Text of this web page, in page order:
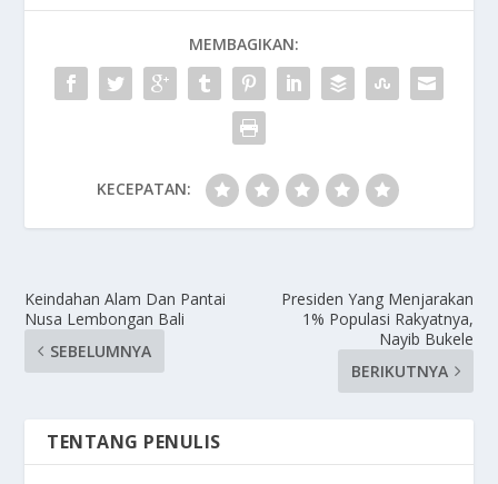
MEMBAGIKAN:
KECEPATAN:
Keindahan Alam Dan Pantai
Nusa Lembongan Bali
SEBELUMNYA
Presiden Yang Menjarakan
1% Populasi Rakyatnya,
Nayib Bukele
BERIKUTNYA
TENTANG PENULIS